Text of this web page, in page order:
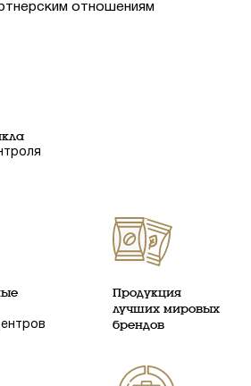
отношениям
Продукция
лучших мировых
брендов